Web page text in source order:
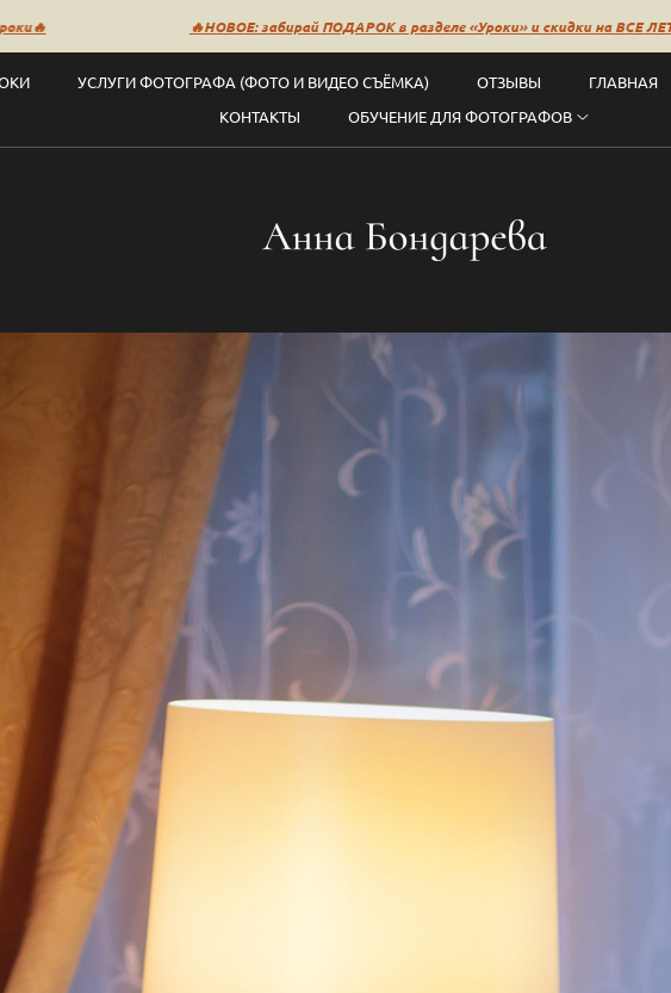
УСЛУГИ ФОТОГРАФА (ФОТО И ВИДЕО СЪЁМКА) ОТЗЫВЫ ГЛАВНАЯ
КОНТАКТЫ
ОБУЧЕНИЕ ДЛЯ ФОТОГРАФОВ
🔥НОВОЕ: забирай ПОДАРОК в разделе «Уроки» и скидки на ВСЕ ЛЕТНИЕ уроки🔥